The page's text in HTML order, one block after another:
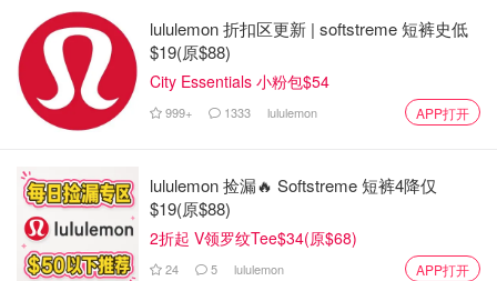
lululemon 折扣区更新 | softstreme 短裤史低
$19(原$88)
City Essentials 小粉包$54
999+ 1333 lululemon APP打开
lululemon 捡漏🔥 Softstreme 短裤4降仅
$19(原$88)
2折起 V领罗纹Tee$34(原$68)
24 5 lululemon APP打开